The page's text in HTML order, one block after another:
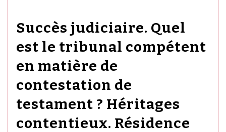
Succès judiciaire. Quel
est le tribunal compétent
en matière de
contestation de
testament ? Héritages
contentieux. Résidence